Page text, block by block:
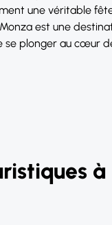
une véritable
est une
se plonger au cœur
à